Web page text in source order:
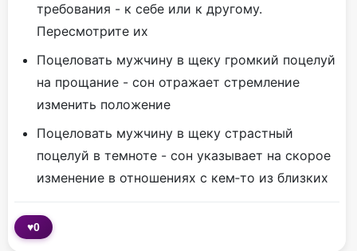
требования - к себе или к другому.
Пересмотрите их
Поцеловать мужчину в щеку громкий поцелуй
на прощание - сон отражает стремление
изменить положение
Поцеловать мужчину в щеку страстный
поцелуй в темноте - сон указывает на скорое
изменение в отношениях с кем‑то из близких
♥0